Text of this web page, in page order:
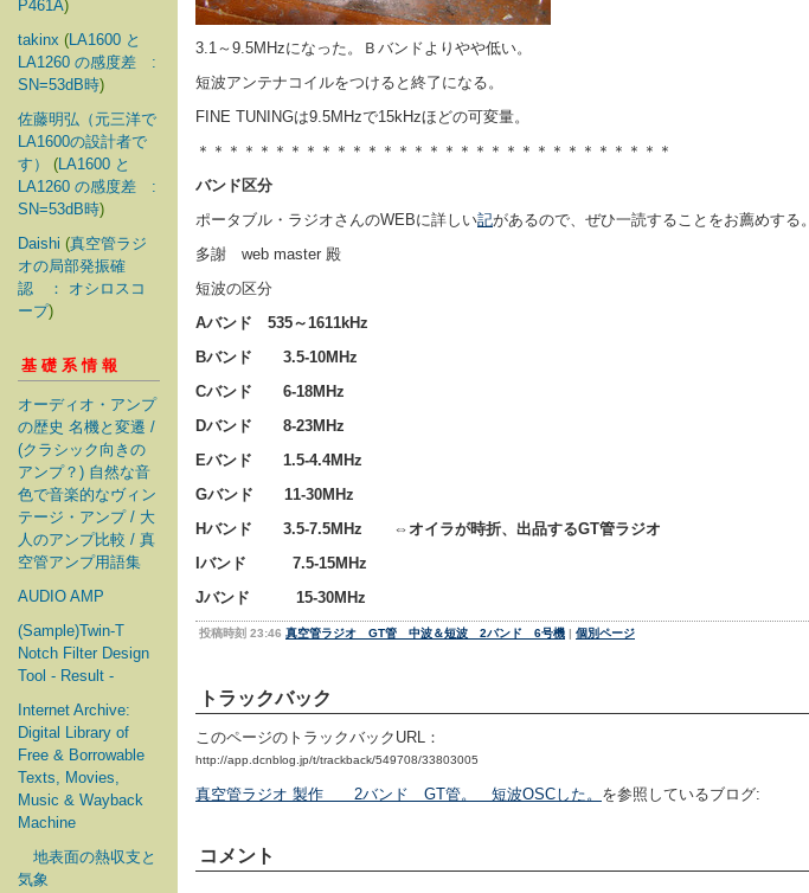
P461A)
takinx (LA1600 と
LA1260 の感度差 :
SN=53dB時)
佐藤明弘（元三洋で
LA1600の設計者で
す）
(LA1600 と
LA1260 の感度差 :
SN=53dB時)
Daishi (真空管ラジ
オの局部発振確
認 ： オシロスコ
ープ)
基礎系情報
オーディオ・アンプ
の歴史 名機と変遷 /
(クラシック向きの
アンプ？) 自然な音
色で音楽的なヴィン
テージ・アンプ / 大
人のアンプ比較 / 真
空管アンプ用語集
AUDIO AMP
(Sample)Twin-T
Notch Filter Design
Tool - Result -
Internet Archive:
Digital Library of
Free & Borrowable
Texts, Movies,
Music & Wayback
Machine
地表面の熱収支と
気象
3.1～9.5MHzになった。Ｂバンドよりやや低い。
短波アンテナコイルをつけると終了になる。
FINE TUNINGは9.5MHzで15kHzほどの可変量。
＊＊＊＊＊＊＊＊＊＊＊＊＊＊＊＊＊＊＊＊＊＊＊＊＊＊＊＊＊＊＊
バンド区分
ポータブル・ラジオさんのWEBに詳しい記があるので、ぜひ一読することをお薦めする。
多謝 web master 殿
短波の区分
Aバンド 535～1611kHz
Bバンド 3.5-10MHz
Cバンド 6-18MHz
Dバンド 8-23MHz
Eバンド 1.5-4.4MHz
Gバンド 11-30MHz
Hバンド 3.5-7.5MHz ⇔オイラが時折、出品するGT管ラジオ
Iバンド 7.5-15MHz
Jバンド 15-30MHz
投稿時刻 23:46 真空管ラジオ GT管 中波＆短波 2バンド 6号機 | 個別ページ
トラックバック
このページのトラックバックURL：
http://app.dcnblog.jp/t/trackback/549708/33803005
真空管ラジオ 製作 2バンド GT管。 短波OSCした。 を参照しているブログ:
コメント